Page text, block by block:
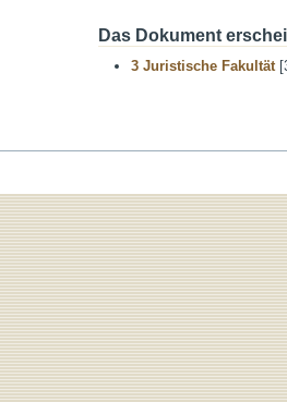
Das Dokument
3 Juristische Fakultät